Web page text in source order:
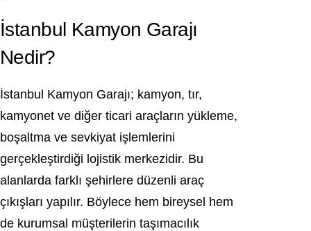
İstanbul Kamyon Garajı
Nedir?
İstanbul Kamyon Garajı; kamyon, tır,
kamyonet ve diğer ticari araçların yükleme,
boşaltma ve sevkiyat işlemlerini
gerçekleştirdiği lojistik merkezidir. Bu
alanlarda farklı şehirlere düzenli araç
çıkışları yapılır. Böylece hem bireysel hem
de kurumsal müşterilerin taşımacılık